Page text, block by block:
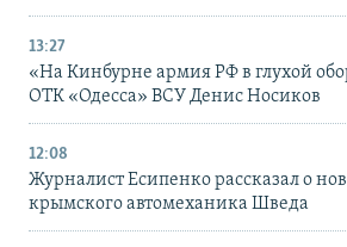
13:27
«На Кинбурне армия РФ в глухой
ОТК «Одесса» ВСУ Денис Носиков
12:08
Журналист Есипенко рассказал о
крымского автомеханика Шведа